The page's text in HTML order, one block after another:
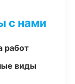
с нами
работ
виды